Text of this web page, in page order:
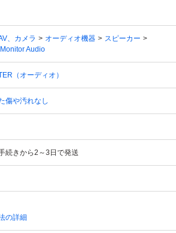
、カメラ オーディオ機器
スピーカー
Monitor Audio
（オーディオ）
傷や汚れなし
続きから2～3日で発送
の詳細